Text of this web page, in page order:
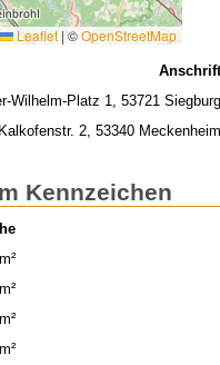
Leaflet | ©OpenStreetMap
Wilhelm-Platz 1, 53721
Kalkofenstr. 2, 53340
Kennzeichen